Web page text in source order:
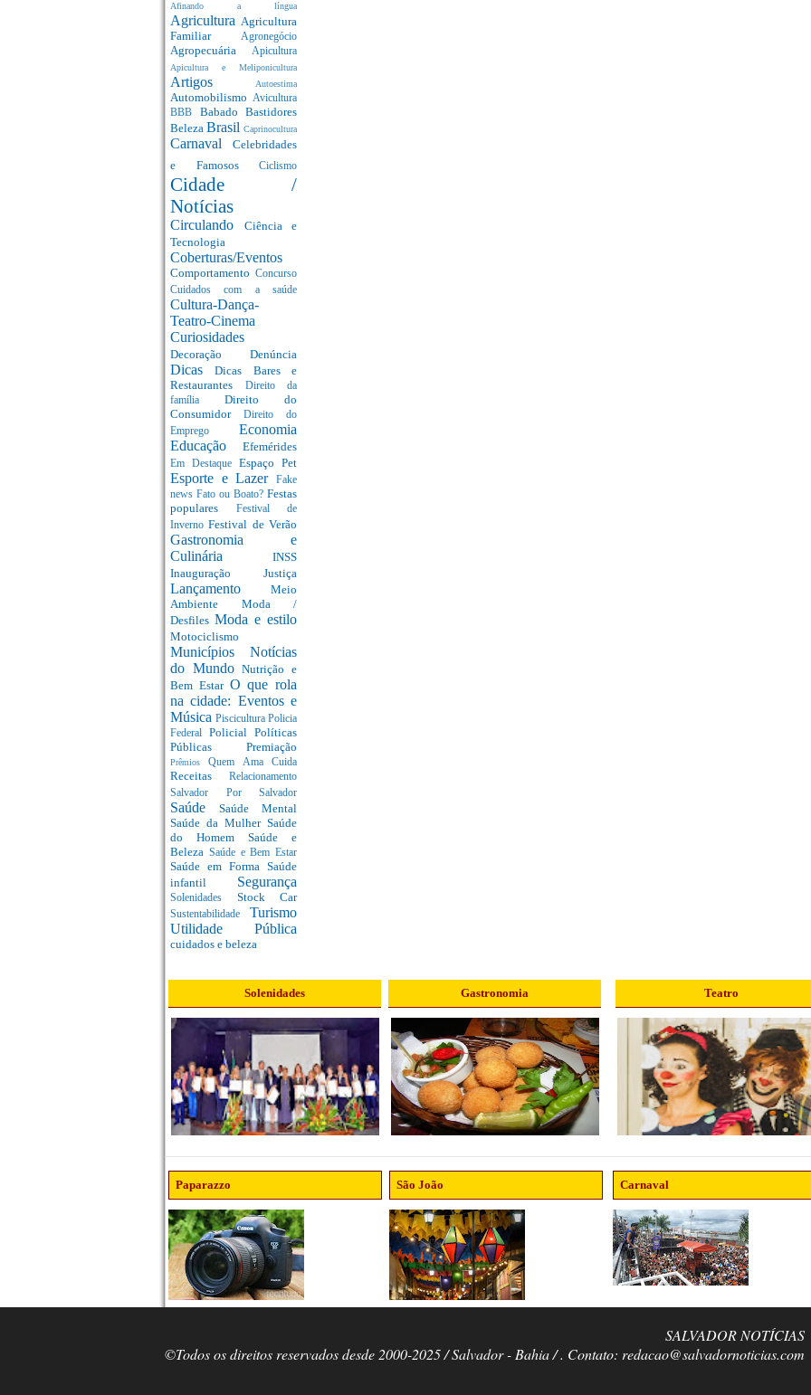
Afinando a língua
Agricultura Agricultura
Familiar Agronegócio
Agropecuária Apicultura
Apicultura e Meliponicultura
Artigos Autoestima
Automobilismo Avicultura
BBB Babado Bastidores
Beleza Brasil Caprinocultura
Carnaval Celebridades
e Famosos Ciclismo
Cidade /
Notícias
Circulando Ciência e
Tecnologia
Coberturas/Eventos
Comportamento Concurso
Cuidados com a saúde
Cultura-Dança-
Teatro-Cinema
Curiosidades
Decoração Denúncia
DicasDicas Bares e
Restaurantes
Direito da
família Direito do
Consumidor Direito do
Emprego Economia
Educação Efemérides
Em Destaque Espaço Pet
Esporte e Lazer
Fake
news Fato ou Boato? Festas
populares
Festival de
InvernoFestival de Verão
Gastronomia e
Culinária INSS
Inauguração Justiça
Lançamento Meio
Ambiente Moda /
Desfiles Moda e estilo
Motociclismo
Municípios Notícias
do MundoNutrição e
Bem Estar O que rola
na cidade: Eventos e
Música Piscicultura Policia
Federal Policial Políticas
Públicas Premiação
PrêmiosQuem Ama Cuida
Receitas Relacionamento
Salvador Por Salvador
Saúde Saúde Mental
Saúde da Mulher Saúde
do Homem Saúde e
Beleza Saúde e Bem Estar
Saúde em Forma Saúde
infantil Segurança
Solenidades Stock Car
Sustentabilidade Turismo
Utilidade Pública
cuidados e beleza
Solenidades Gastronomia Teatro
Paparazzo São João Carnaval
SALVADOR NOTÍCIAS
©Todos os direitos reservados desde 2000-2025 / Salvador - Bahia / . Contato: redacao@salvadornoticias.com